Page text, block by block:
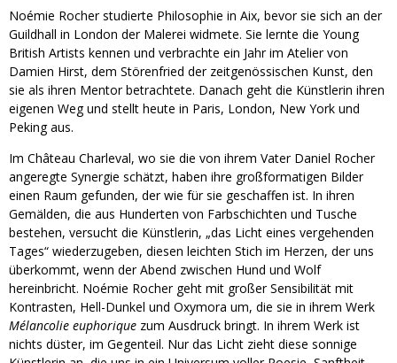
Noémie Rocher studierte Philosophie in Aix, bevor sie sich an der
Guildhall in London der Malerei widmete. Sie lernte die Young
British Artists kennen und verbrachte ein Jahr im Atelier von
Damien Hirst, dem Störenfried der zeitgenössischen Kunst, den
sie als ihren Mentor betrachtete. Danach geht die Künstlerin ihren
eigenen Weg und stellt heute in Paris, London, New York und
Peking aus.
Im Château Charleval, wo sie die von ihrem Vater Daniel Rocher
angeregte Synergie schätzt, haben ihre großformatigen Bilder
einen Raum gefunden, der wie für sie geschaffen ist. In ihren
Gemälden, die aus Hunderten von Farbschichten und Tusche
bestehen, versucht die Künstlerin, „das Licht eines vergehenden
Tages“ wiederzugeben, diesen leichten Stich im Herzen, der uns
überkommt, wenn der Abend zwischen Hund und Wolf
hereinbricht. Noémie Rocher geht mit großer Sensibilität mit
Kontrasten, Hell-Dunkel und Oxymora um, die sie in ihrem Werk
Mélancolie euphorique zum Ausdruck bringt. In ihrem Werk ist
nichts düster, im Gegenteil. Nur das Licht zieht diese sonnige